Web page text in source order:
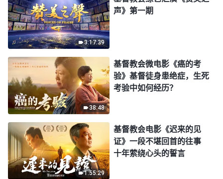
3:17:39
声》第一期
38:48
基督教会微电影《癌的考
验》基督徒身患绝症，生死
考验中如何经历？
1:55:29
基督教会电影《迟来的见
证》一段不堪回首的往事
十年萦绕心头的誓言